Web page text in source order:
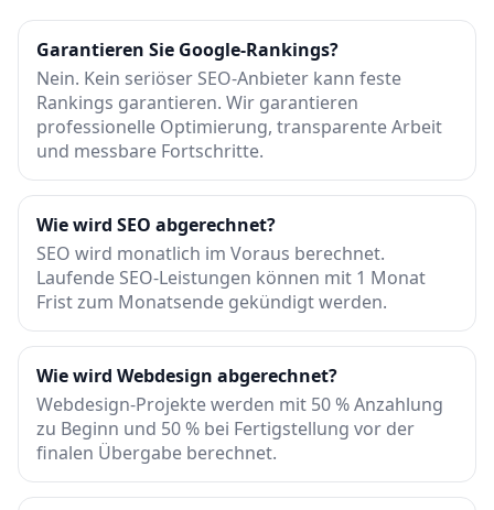
Garantieren Sie Google-Rankings?
Nein. Kein seriöser SEO-Anbieter kann feste
Rankings garantieren. Wir garantieren
professionelle Optimierung, transparente Arbeit
und messbare Fortschritte.
Wie wird SEO abgerechnet?
SEO wird monatlich im Voraus berechnet.
Laufende SEO-Leistungen können mit 1 Monat
Frist zum Monatsende gekündigt werden.
Wie wird Webdesign abgerechnet?
Webdesign-Projekte werden mit 50 % Anzahlung
zu Beginn und 50 % bei Fertigstellung vor der
finalen Übergabe berechnet.